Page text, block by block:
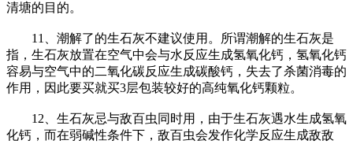
清塘的目的。
11、潮解了的生石灰不建议使用。所谓潮解的生石灰是
指，生石灰放置在空气中会与水反应生成氢氧化钙，氢氧化钙
容易与空气中的二氧化碳反应生成碳酸钙，失去了杀菌消毒的
作用，因此要买就买3层包装较好的高纯氧化钙颗粒。
12、生石灰忌与敌百虫同时用，由于生石灰遇水生成氢氧
化钙，而在弱碱性条件下，敌百虫会发作化学反应生成敌敌